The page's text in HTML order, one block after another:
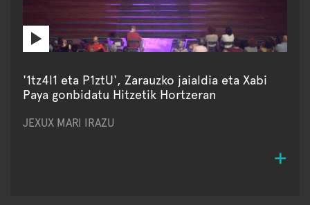
'1tz4l1 eta P1ztU', Zarauzko jaialdia eta Xabi
Paya gonbidatu Hitzetik Hortzeran
JEXUX MARI IRAZU